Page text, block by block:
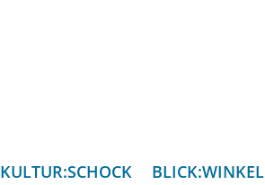
KULTUR:SCHOCK BLICK:WINKEL